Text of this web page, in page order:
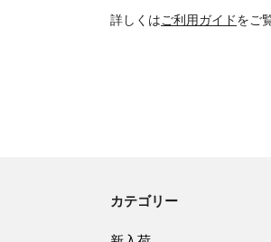
詳しくはご利用ガイドをご
カテゴリー